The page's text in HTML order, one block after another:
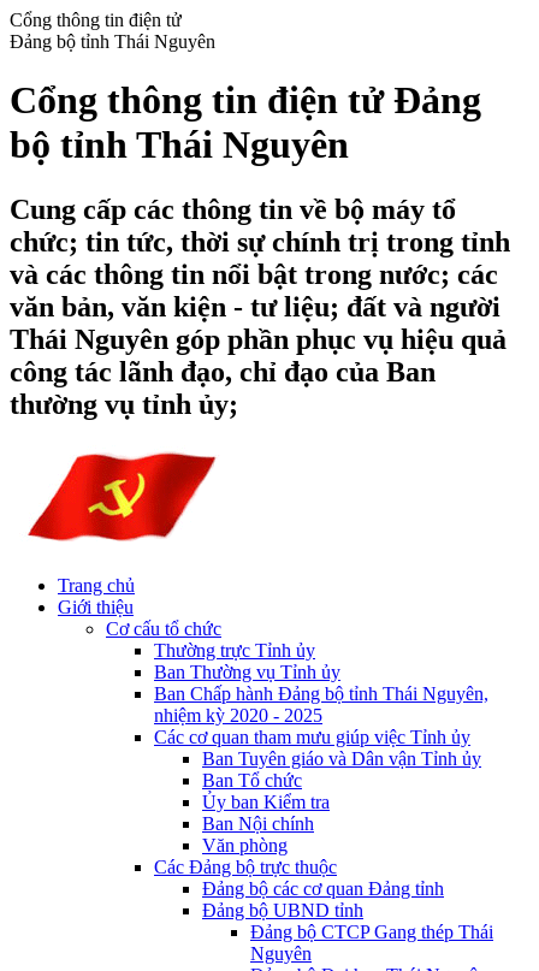
Cổng thông tin điện tử
Đảng bộ tỉnh Thái Nguyên
Cổng thông tin điện tử Đảng
bộ tỉnh Thái Nguyên
Cung cấp các thông tin về bộ máy tổ
chức; tin tức, thời sự chính trị trong tỉnh
và các thông tin nổi bật trong nước; các
văn bản, văn kiện - tư liệu; đất và người
Thái Nguyên góp phần phục vụ hiệu quả
công tác lãnh đạo, chỉ đạo của Ban
thường vụ tỉnh ủy;
Trang chủ
Giới thiệu
Cơ cấu tổ chức
Thường trực Tỉnh ủy
Ban Thường vụ Tỉnh ủy
Ban Chấp hành Đảng bộ tỉnh Thái Nguyên,
nhiệm kỳ 2020 - 2025
Các cơ quan tham mưu giúp việc Tỉnh ủy
Ban Tuyên giáo và Dân vận Tỉnh ủy
Ban Tổ chức
Ủy ban Kiểm tra
Ban Nội chính
Văn phòng
Các Đảng bộ trực thuộc
Đảng bộ các cơ quan Đảng tỉnh
Đảng bộ UBND tỉnh
Đảng bộ CTCP Gang thép Thái
Nguyên